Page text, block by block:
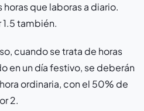
que laboras a diario.
también.
cuando se trata de horas
en un día festivo, se deberán
ordinaria, con el 50% de
2.